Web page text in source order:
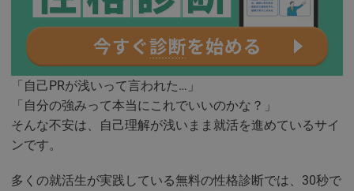
「自己PRが浅いって言われた…」
「自分の強みって本当にこれでいいのかな？」
そんな不安は、自己理解が浅いまま就活を進めているサイ
ンです。
多くの就活生が実践している無料の性格診断では、30秒で